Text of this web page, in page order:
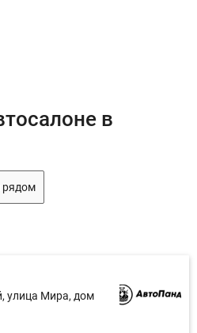
в
рядом
улица Мира, дом